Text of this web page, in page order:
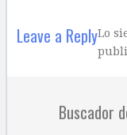
Leave a ReplyLo
Buscador